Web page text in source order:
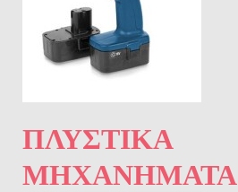
ΠΛΥΣΤΙΚΆ
ΜΗΧΑΝΉΜΑΤΑ